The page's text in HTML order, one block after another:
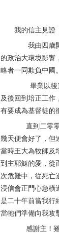
我的信主見證
我由四歳
的政治大環境影響
略者一同欺負中國。
畢業以
及後回到培正工作
有要成為基督徒的
直到二零
幾天便會好了，但
當時王大為牧師及
到主耶穌的愛，從
次危難中，從死亡
浸信會正門心急橫
是二十年前當我行
當牠們準備向我攻
感謝主！